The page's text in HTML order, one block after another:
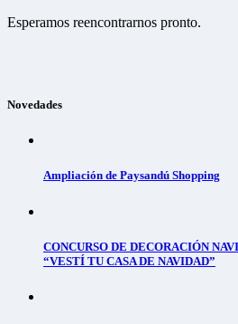
Esperamos reencontrarnos pronto.
Novedades
Ampliación de Paysandú Shopping
CONCURSO DE DECORACIÓN
“VESTÍ TU CASA DE NAVIDAD”